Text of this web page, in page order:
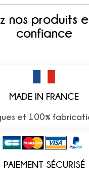
nos produits
confiance
MADE IN FRANCE
et 100%
PAIEMENT SÉCURISÉ